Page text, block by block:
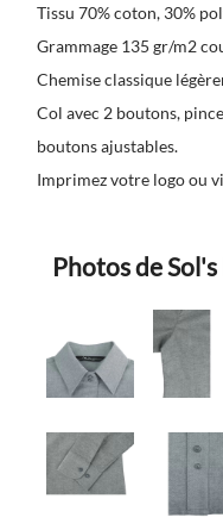
Tissu 70% coton, 30%
Grammage 135 gr/m2
Chemise classique
Col avec 2 boutons,
boutons ajustables.
Imprimez votre logo ou
Photos de